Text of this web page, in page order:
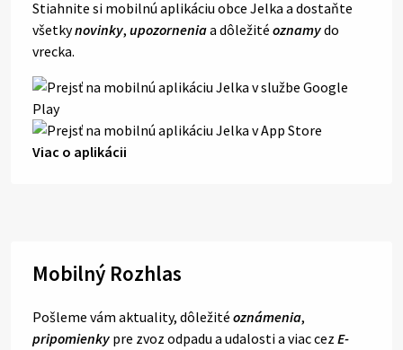
Stiahnite si mobilnú aplikáciu obce Jelka a dostaňte
všetkynovinky, upozorneniaa dôležité oznamydo
vrecka.
Viac o aplikácii
Mobilný Rozhlas
Pošleme vám aktuality, dôležité oznámenia,
pripomienky pre zvoz odpadu a udalosti a viac cez E-